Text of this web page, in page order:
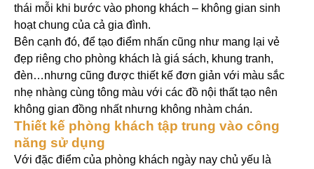
thái mỗi khi bước vào phong khách – không gian sinh
hoạt chung của cả gia đình.
Bên cạnh đó, để tạo điểm nhấn cũng như mang lại vẻ
đẹp riêng cho phòng khách là giá sách, khung tranh,
đèn…nhưng cũng được thiết kế đơn giản với màu sắc
nhẹ nhàng cùng tông màu với các đồ nội thất tạo nên
không gian đồng nhất nhưng không nhàm chán.
Thiết kế phòng khách tập trung vào công
năng sử dụng
Với đặc điểm của phòng khách ngày nay chủ yếu là